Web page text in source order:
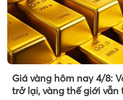
Giá vàng hôm nay 4/8:
trở lại, vàng thế giới vẫn